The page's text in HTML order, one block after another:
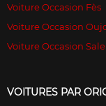
Voiture Occasion Fès
Voiture Occasion
Voiture Occasion Sale
VOITURES PAR